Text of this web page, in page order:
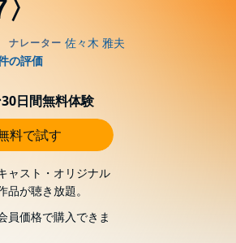
日間無料体験
料で試す
ャスト・オリジナル
が聴き放題。
員価格で購入できま